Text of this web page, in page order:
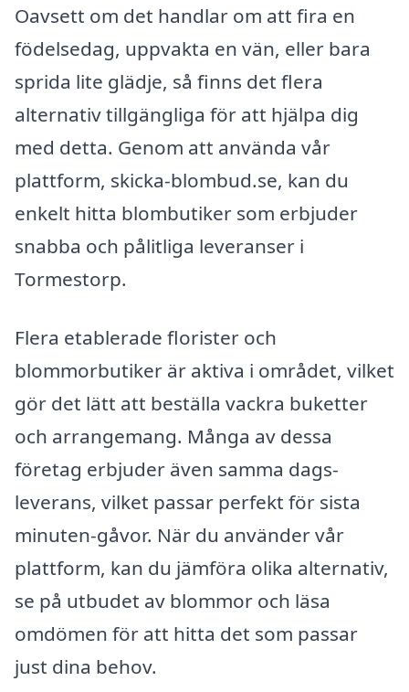
Oavsett om det handlar om att fira en
födelsedag, uppvakta en vän, eller bara
sprida lite glädje, så finns det flera
alternativ tillgängliga för att hjälpa dig
med detta. Genom att använda vår
plattform, skicka-blombud.se, kan du
enkelt hitta blombutiker som erbjuder
snabba och pålitliga leveranser i
Tormestorp.
Flera etablerade florister och
blommorbutiker är aktiva i området, vilket
gör det lätt att beställa vackra buketter
och arrangemang. Många av dessa
företag erbjuder även samma dags-
leverans, vilket passar perfekt för sista
minuten-gåvor. När du använder vår
plattform, kan du jämföra olika alternativ,
se på utbudet av blommor och läsa
omdömen för att hitta det som passar
just dina behov.